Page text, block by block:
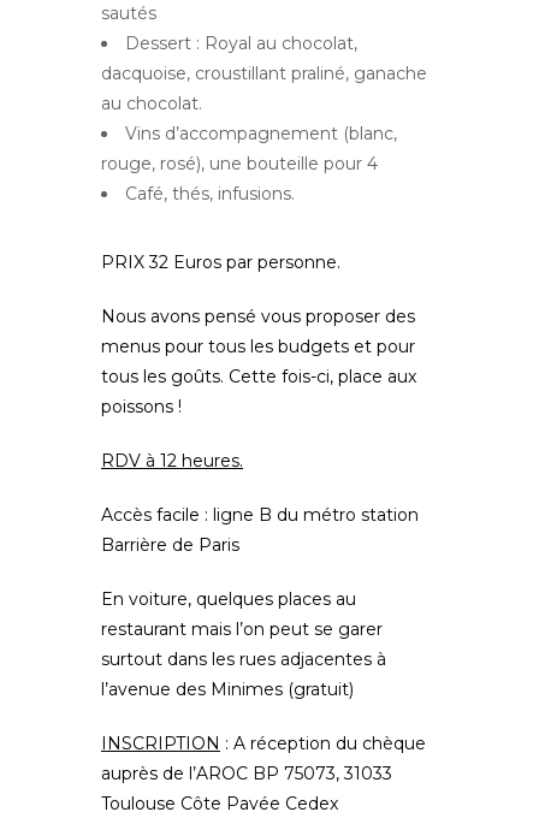
sautés
Dessert : Royal au chocolat,
dacquoise, croustillant praliné, ganache
au chocolat.
Vins d’accompagnement (blanc,
rouge, rosé), une bouteille pour 4
Café, thés, infusions.
PRIX 32 Euros par personne.
Nous avons pensé vous proposer des
menus pour tous les budgets et pour
tous les goûts. Cette fois-ci, place aux
poissons !
RDV à 12 heures.
Accès facile : ligne B du métro station
Barrière de Paris
En voiture, quelques places au
restaurant mais l’on peut se garer
surtout dans les rues adjacentes à
l’avenue des Minimes (gratuit)
INSCRIPTION : A réception du chèque
auprès de l’AROC BP 75073, 31033
Toulouse Côte Pavée Cedex